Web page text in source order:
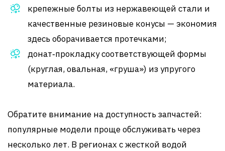
крепежные болты из нержавеющей стали и
качественные резиновые конусы — экономия
здесь оборачивается протечками;
донат‑прокладку соответствующей формы
(круглая, овальная, «груша») из упругого
материала.
Обратите внимание на доступность запчастей:
популярные модели проще обслуживать через
несколько лет. В регионах с жесткой водой